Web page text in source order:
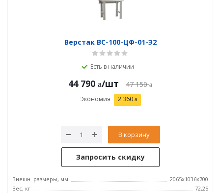
Верстак ВС-100-ЦФ-01-Э2
Есть в наличии
44 790 /шт 47 150
Экономия 2 360
В корзину
Запросить скидку
Внешн. размеры, мм
2065x1036x700
Вес, кг
72,25